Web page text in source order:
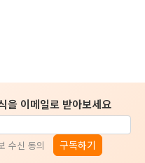
을 이메일로 받아보세요
수신 동의 구독하기